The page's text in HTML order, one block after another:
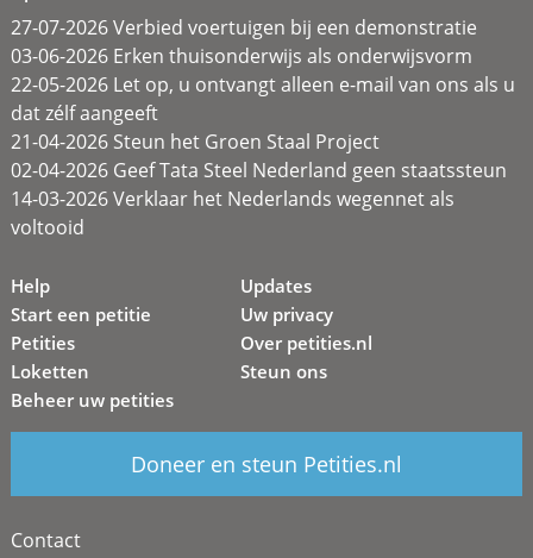
27-07-2026 Verbied voertuigen bij een demonstratie
03-06-2026 Erken thuisonderwijs als onderwijsvorm
22-05-2026 Let op, u ontvangt alleen e-mail van ons als u
dat zélf aangeeft
21-04-2026 Steun het Groen Staal Project
02-04-2026 Geef Tata Steel Nederland geen staatssteun
14-03-2026 Verklaar het Nederlands wegennet als
voltooid
Help
Start een petitie
Petities
Loketten
Beheer uw petities
Updates
Uw privacy
Over petities.nl
Steun ons
Doneer en steun Petities.nl
Contact